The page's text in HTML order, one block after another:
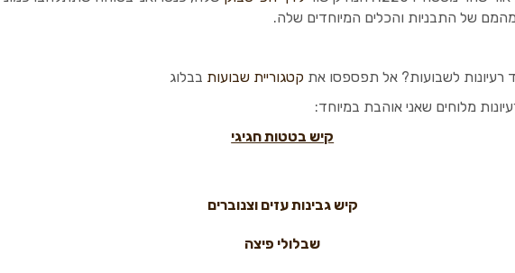
של התבניות והכלים המיוחדים שלה.
רעיונות לשבועות? אל תפספסו את קטגוריית שבועות בבלוג
מלוחים שאני אוהבת במיוחד:
קיש בטטות חגיגי
קיש גבינות עזים וצנוברים
שבלולי פיצה